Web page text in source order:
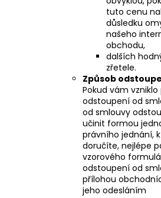
tuto cenu
důsledku
našeho
obchodu,
dalších
zřetele.
Způsob
Pokud vám
odstoupení od
od smlouvy
učinit formou
právního jednání,
doručíte, nejlépe
vzorového
odstoupení od
přílohou
jeho odesláním